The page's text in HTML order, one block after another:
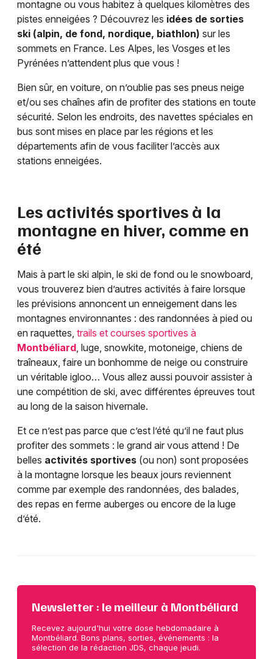
montagne ou vous habitez à quelques kilomètres des
pistes enneigées ? Découvrez les idées de sorties
ski (alpin, de fond, nordique, biathlon) sur les
sommets en France. Les Alpes, les Vosges et les
Pyrénées n’attendent plus que vous !
Bien sûr, en voiture, on n’oublie pas ses pneus neige
et/ou ses chaînes afin de profiter des stations en toute
sécurité. Selon les endroits, des navettes spéciales en
bus sont mises en place par les régions et les
départements afin de vous faciliter l’accès aux
stations enneigées.
Les activités sportives à la
montagne en hiver, comme en
été
Mais à part le ski alpin, le ski de fond ou le snowboard,
vous trouverez bien d’autres activités à faire lorsque
les prévisions annoncent un enneigement dans les
montagnes environnantes : des randonnées à pied ou
en raquettes, trails et courses sportives à
Montbéliard, luge, snowkite, motoneige, chiens de
traîneaux, faire un bonhomme de neige ou construire
un véritable igloo… Vous allez aussi pouvoir assister à
une compétition de ski, avec différentes épreuves tout
au long de la saison hivernale.
Et ce n’est pas parce que c’est l’été qu’il ne faut plus
profiter des sommets : le grand air vous attend ! De
belles activités sportives (ou non) sont proposées
à la montagne lorsque les beaux jours reviennent
comme par exemple des randonnées, des balades,
des repas en ferme auberges ou encore de la luge
d’été.
Newsletter : le meilleur à Montbéliard
Recevez aujourd'hui votre dose hebdomadaire à
Montbéliard. Bons plans, sorties, événements : la
sélection de la rédaction JDS, chaque jeudi.